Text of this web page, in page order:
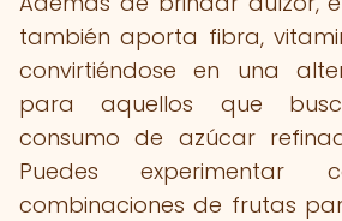
también aporta fibra,
convirtiéndose en una
para aquellos que
consumo de azúcar
Puedes experimentar
combinaciones de frutas